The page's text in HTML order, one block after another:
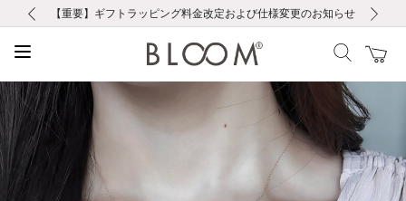
お修理・アフターサービスのご案内
【重要】令和８年熊本地震に伴う集配への影響について
【重要】ギフトラッピング料金改定および仕様変更のお知らせ
【重要】夏季休業の営業についてのご案内
税込5,500円以上で送料無料｜最短24時間以内に発送
新規会員登録で1000ポイントプレゼント！
新規LINE友だち登録で500円クーポンプレゼント
会員限定！レビュー投稿で100ポイントプレゼント
お修理・アフターサービスのご案内
【重要】令和８年熊本地震に伴う集配への影響について